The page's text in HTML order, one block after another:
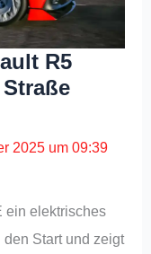
R5
2025 um 09:39
ein elektrisches
Start und zeigt